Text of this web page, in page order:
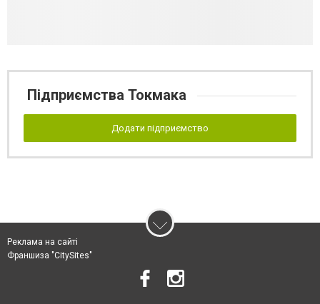
Підприємства Токмака
Додати підприємство
Реклама на сайті
Франшиза "CitySites"